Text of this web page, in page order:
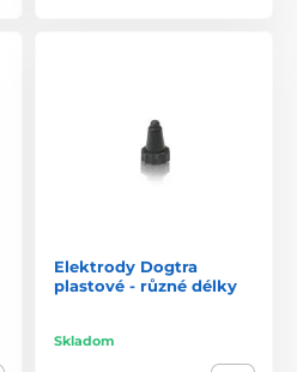
Elektrody Dogtra
plastové - různé délky
Skladom